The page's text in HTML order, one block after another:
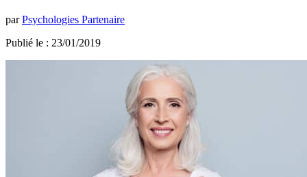
par Psychologies Partenaire
Publié le : 23/01/2019